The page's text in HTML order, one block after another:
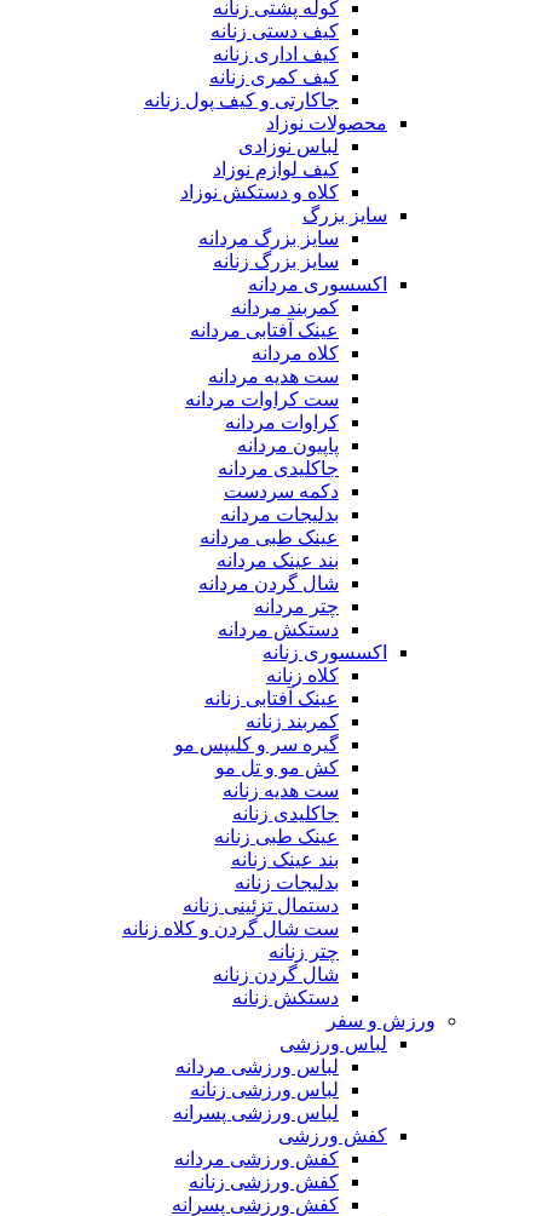
کوله پشتی زنانه
کیف دستی زنانه
کیف اداری زنانه
کیف کمری زنانه
جاکارتی و کیف پول زنانه
محصولات نوزاد
لباس نوزادی
کیف لوازم نوزاد
کلاه و دستکش نوزاد
سایز بزرگ
سایز بزرگ مردانه
سایز بزرگ زنانه
اکسسوری مردانه
کمربند مردانه
عینک آفتابی مردانه
کلاه مردانه
ست هدیه مردانه
ست کراوات مردانه
کراوات مردانه
پاپیون مردانه
جاکلیدی مردانه
دکمه سردست
بدلیجات مردانه
عینک طبی مردانه
بند عینک مردانه
شال گردن مردانه
چتر مردانه
دستکش مردانه
اکسسوری زنانه
کلاه زنانه
عینک آفتابی زنانه
کمربند زنانه
گیره سر و کلیپس مو
کش مو و تل مو
ست هدیه زنانه
جاکلیدی زنانه
عینک طبی زنانه
بند عینک زنانه
بدلیجات زنانه
دستمال تزئینی زنانه
ست شال گردن و کلاه زنانه
چتر زنانه
شال گردن زنانه
دستکش زنانه
ورزش و سفر
لباس ورزشی
لباس ورزشی مردانه
لباس ورزشی زنانه
لباس ورزشی پسرانه
کفش ورزشی
کفش ورزشی مردانه
کفش ورزشی زنانه
کفش ورزشی پسرانه